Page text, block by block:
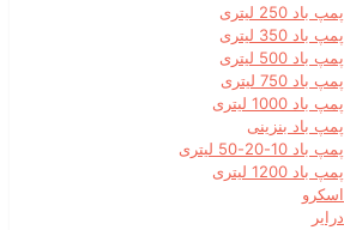
پمپ باد 250 لیتری
پمپ باد 350 لیتری
پمپ باد 500 لیتری
پمپ باد 750 لیتری
پمپ باد 1000 لیتری
پمپ باد بنزینی
پمپ باد 10-20-50 لیتری
پمپ باد 1200 لیتری
اسکرو
درایر